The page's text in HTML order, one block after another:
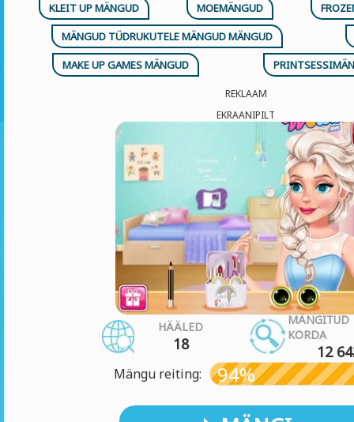
KLEIT UP MÄNGUD MOEMÄNGUD
MÄNGUD TÜDRUKUTELE MÄNGUD MÄNGUD
MAKE UP GAMES MÄNGUD
REKLAAM
EKRAANIPILT
HÄÄLED
18
MÄNGITUD
KORDA
12
Mängu reiting: 94%